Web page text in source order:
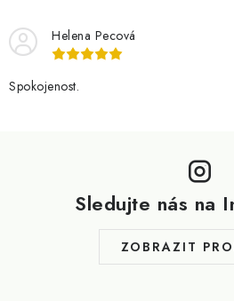
Helena Pecová
Spokojenost.
Sledujte nás na
ZOBRAZIT